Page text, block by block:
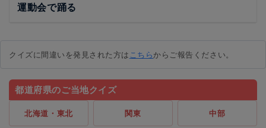
運動会で踊る
クイズに間違いを発見された方はこちらからご報告ください。
都道府県のご当地クイズ
北海道・東北 関東 中部